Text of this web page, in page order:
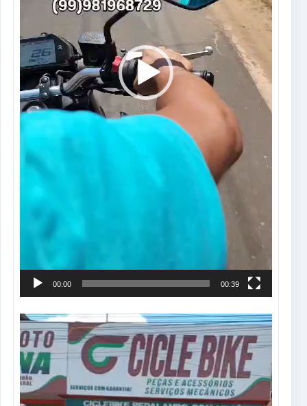
00:00 00:39
Tocador
de
vídeo